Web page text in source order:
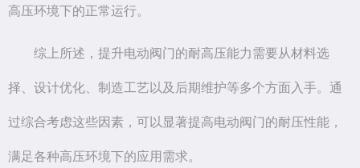
高压环境下的正常运行。
综上所述，提升电动阀门的耐高压能力需要从材料选
择、设计优化、制造工艺以及后期维护等多个方面入手。通
过综合考虑这些因素，可以显著提高电动阀门的耐压性能，
满足各种高压环境下的应用需求。